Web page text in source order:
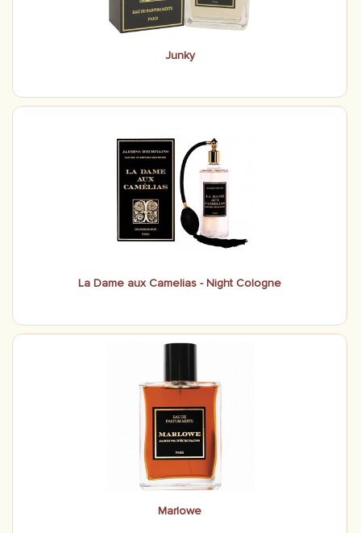
Junky
La Dame aux Camelias - Night Cologne
Marlowe